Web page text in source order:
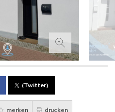
(Twitter)
merken drucken